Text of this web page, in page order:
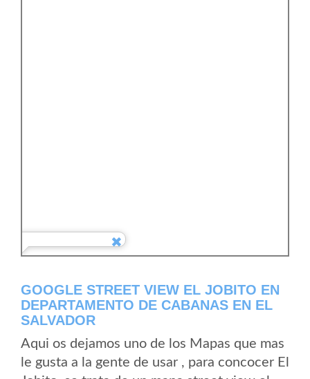
GOOGLE STREET VIEW EL JOBITO EN
DEPARTAMENTO DE CABANAS EN EL
SALVADOR
Aqui os dejamos uno de los Mapas que mas
le gusta a la gente de usar , para concocer El